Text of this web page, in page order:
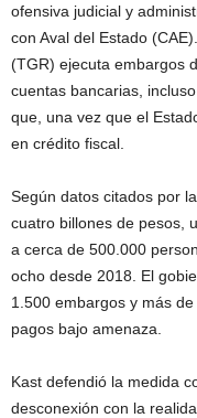
ofensiva judicial y
con Aval del Estado
(TGR) ejecuta embargos
cuentas bancarias,
que, una vez que el
en crédito fiscal.
Según datos citados por
cuatro billones de pesos,
a cerca de 500.000
ocho desde 2018. El
1.500 embargos y más
pagos bajo amenaza.
Kast defendió la medida
desconexión con la